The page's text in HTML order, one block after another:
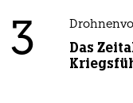
3
Das